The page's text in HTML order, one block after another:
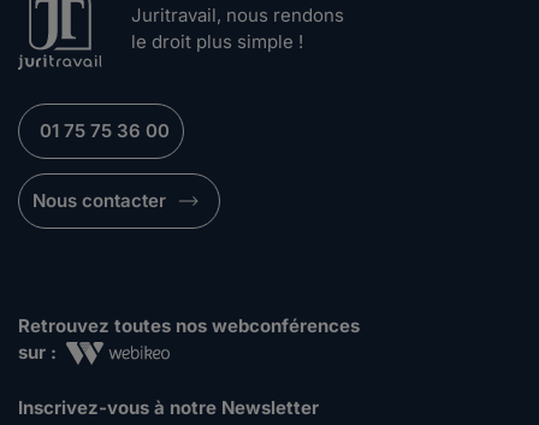
Juritravail, nous rendons
le droit plus simple !
01 75 75 36 00
Nous contacter
Retrouvez toutes nos webconférences
sur :
Inscrivez-vous à notre Newsletter